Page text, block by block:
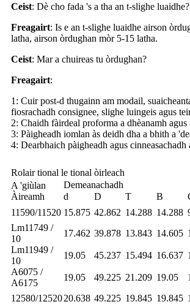
Ceist: Dè cho fada 's a tha an t-slighe luaidhe?
Freagairt: Is e an t-slighe luaidhe airson
latha, airson òrdughan mòr 5-15 latha.
Ceist: Mar a chuireas tu òrdughan?
Freagairt:
1: Cuir post-d thugainn am modail,
fiosrachadh consignee, slighe luingeis agus
2: Chaidh fàirdeal proforma a dhèanamh agus
3: Pàigheadh ​​iomlan às deidh dha a bhith a
4: Dearbhaich pàigheadh ​​agus cinneasachadh
Rolair tional le tional òirleach
A 'giùlan
Àireamh
Demeanachadh
d
D T B
11590/11520 15.875 42.862 14.288 14.288
Lm11749 /
10
17.462 39.878 13.843 14.605
Lm11949 /
10
19.05 45.237 15.494 16.637
A6075 /
A6175
19.05 49.225 21.209 19.05
12580/1252020.638 49.225 19.845 19.845